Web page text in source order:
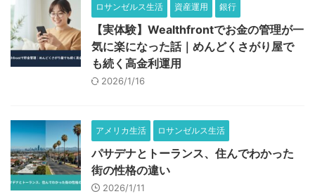
ロサンゼルス生活 資産運用 銀行
【実体験】Wealthfrontでお金の管理が一
気に楽になった話｜めんどくさがり屋で
も続く高金利運用
2026/1/16
アメリカ生活 ロサンゼルス生活
パサデナとトーランス、住んでわかった
街の性格の違い
2026/1/11